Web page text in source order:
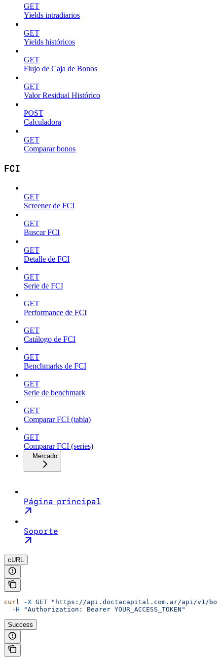
GET
Yields intradiarios
GET
Yields históricos
GET
Flujo de Caja de Bonos
GET
Valor Residual Histórico
POST
Calculadora
GET
Comparar bonos
FCI
GET
Screener de FCI
GET
Buscar FCI
GET
Detalle de FCI
GET
Serie de FCI
GET
Performance de FCI
GET
Catálogo de FCI
GET
Benchmarks de FCI
GET
Serie de benchmark
GET
Comparar FCI (tabla)
GET
Comparar FCI (series)
Mercado
Página principal
Soporte
cURL
curl -X GET "https://api.doctacapital.com.ar/api/v1/
  -H
"Authorization: Bearer YOUR_ACCESS_TOKEN"
Success